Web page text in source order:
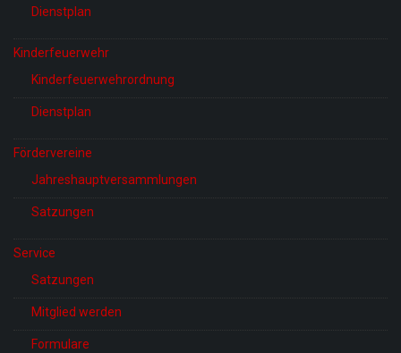
Dienstplan
Kinderfeuerwehr
Kinderfeuerwehrordnung
Dienstplan
Fördervereine
Jahreshauptversammlungen
Satzungen
Service
Satzungen
Mitglied werden
Formulare